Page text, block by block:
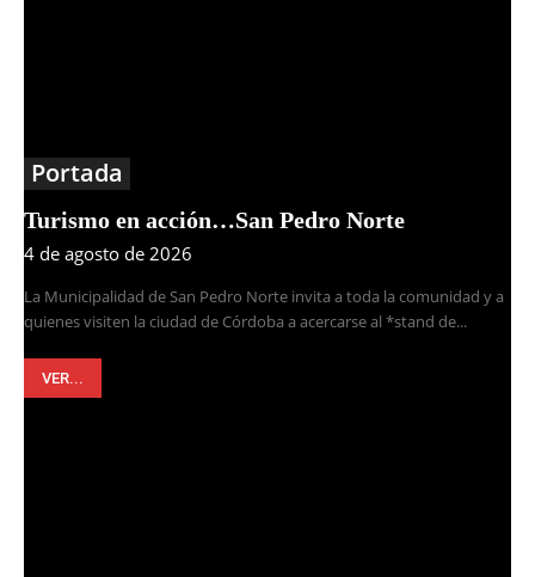
Portada
Turismo en acción…San Pedro Norte
4 de agosto de 2026
La Municipalidad de San Pedro Norte invita a toda la comunidad y a
quienes visiten la ciudad de Córdoba a acercarse al *stand de...
VER...